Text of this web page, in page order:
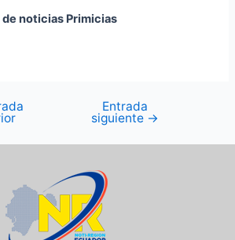
noticias Primicias
Entrada
siguiente →